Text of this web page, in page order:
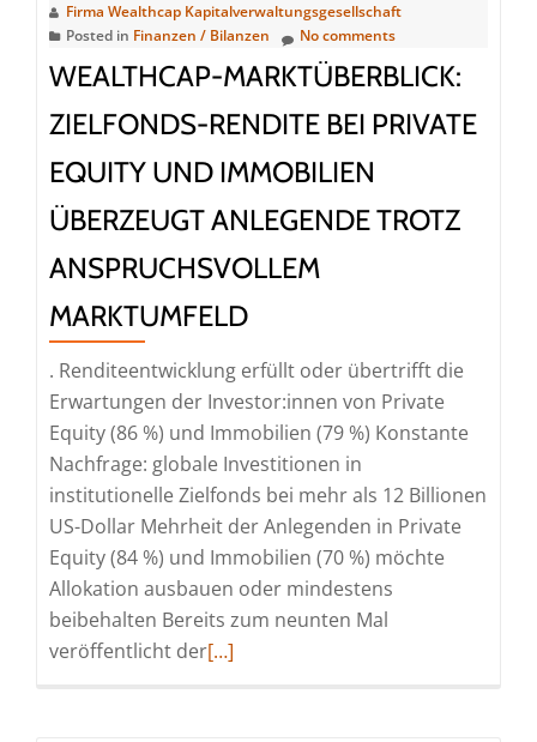
100
Mio.
Euro
ein
und
übertrifft
Zielvolumen
deutlich
Firma Wealthcap Kapitalverwaltungsgesellschaft
Posted in Finanzen / Bilanzen No comments
WEALTHCAP-MARKTÜBERBLICK:
ZIELFONDS-RENDITE BEI PRIVATE
EQUITY UND IMMOBILIEN
ÜBERZEUGT ANLEGENDE TROTZ
ANSPRUCHSVOLLEM
MARKTUMFELD
. Renditeentwicklung erfüllt oder übertrifft die
Erwartungen der Investor:innen von Private
Equity (86 %) und Immobilien (79 %) Konstante
Nachfrage: globale Investitionen in
institutionelle Zielfonds bei mehr als 12 Billionen
US-Dollar Mehrheit der Anlegenden in Private
Equity (84 %) und Immobilien (70 %) möchte
Allokation ausbauen oder mindestens
beibehalten Bereits zum neunten Mal
veröffentlicht derRead
[…]